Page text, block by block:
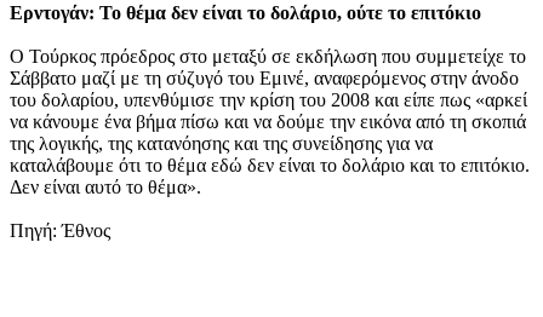
Ερντογάν: Το θέμα δεν είναι το δολάριο, ούτε το επιτόκιο
Ο Τούρκος πρόεδρος στο μεταξύ σε εκδήλωση που συμμετείχε το
Σάββατο μαζί με τη σύζυγό του Εμινέ, αναφερόμενος στην άνοδο
του δολαρίου, υπενθύμισε την κρίση του 2008 και είπε πως «αρκεί
να κάνουμε ένα βήμα πίσω και να δούμε την εικόνα από τη σκοπιά
της λογικής, της κατανόησης και της συνείδησης για να
καταλάβουμε ότι το θέμα εδώ δεν είναι το δολάριο και το επιτόκιο.
Δεν είναι αυτό το θέμα».
Πηγή: Έθνος